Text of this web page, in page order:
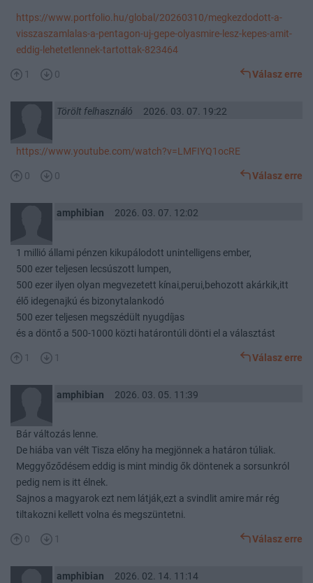
https://www.portfolio.hu/global/20260310/megkezdodott-a-
visszaszamlalas-a-pentagon-uj-gepe-olyasmire-lesz-kepes-amit-
eddig-lehetetlennek-tartottak-823464
1 0 Válasz erre
Törölt felhasználó 2026. 03. 07. 19:22
https://www.youtube.com/watch?v=LMFIYQ1ocRE
0 0 Válasz erre
amphibian 2026. 03. 07. 12:02
1 millió állami pénzen kikupálodott unintelligens ember,
500 ezer teljesen lecsúszott lumpen,
500 ezer ilyen olyan megvezetett kínai,perui,behozott akárkik,itt
élő idegenajkú és bizonytalankodó
500 ezer teljesen megszédült nyugdíjas
és a döntő a 500-1000 közti határontúli dönti el a választást
1 1 Válasz erre
amphibian 2026. 03. 05. 11:39
Bár változás lenne.
De hiába van vélt Tisza előny ha megjönnek a határon túliak.
Meggyőződésem eddig is mint mindig ők döntenek a sorsunkról
pedig nem is itt élnek.
Sajnos a magyarok ezt nem látják,ezt a svindlit amire már rég
tiltakozni kellett volna és megszüntetni.
0 1 Válasz erre
amphibian
2026. 02. 14. 11:14